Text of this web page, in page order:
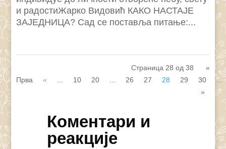
и радостиЖарко Видовић КАКО НАСТАЈЕ
ЗАЈЕДНИЦА? Сад се поставља питање:...
Страница 28 од 38
«
Прва
« 10 20 26 27 28 29 30
...
»
Коментари и
реакције